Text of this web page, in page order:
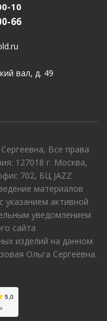
10
66
вал, д. 49
Все права
127018 г. Москва,
702, БЦ JAZZ
материалов
указанием активной
уведомлением
сайта
изделий на данном
Ольга Сергеевна.